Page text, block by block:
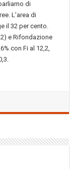
di
L’area di
il 32 per cento.
e Rifondazione
con Fi al 12,2,